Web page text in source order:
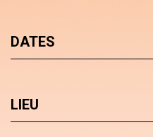
DATES
LIEU